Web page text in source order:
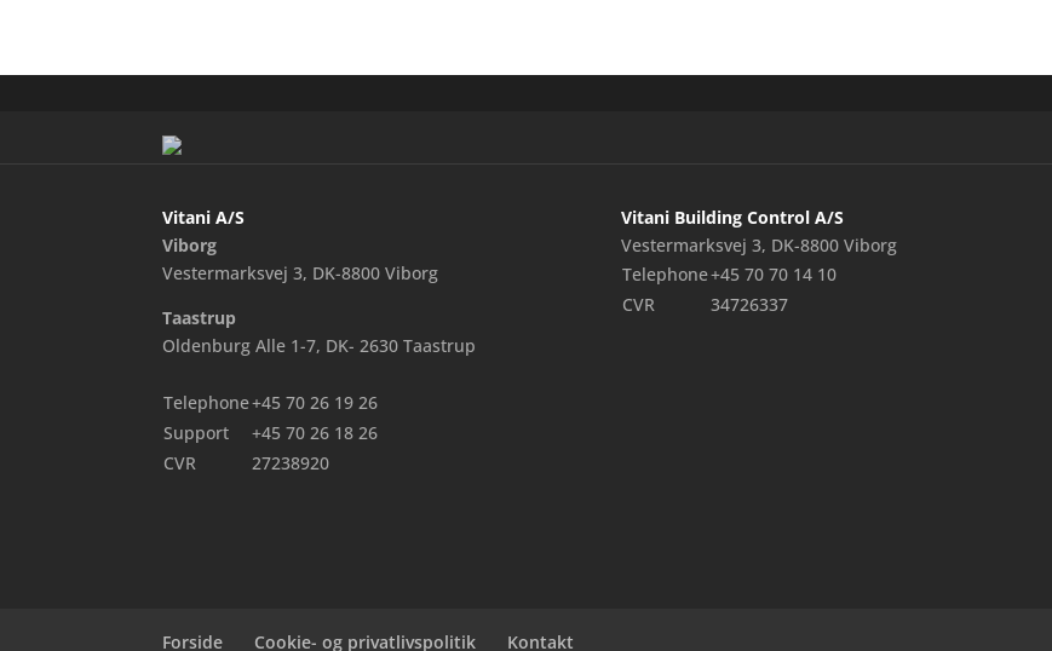
Vitani A/S
Viborg
Vestermarksvej 3, DK-8800 Viborg
Taastrup
Oldenburg Alle 1-7, DK- 2630 Taastrup
Telephone+45 70 26 19 26
Support
+45 70 26 18 26
CVR
27238920
Vitani Building Control A/S
Vestermarksvej 3, DK-8800 Viborg
Telephone+45 70 70 14 10
CVR
34726337
Forside Cookie- og privatlivspolitik Kontakt